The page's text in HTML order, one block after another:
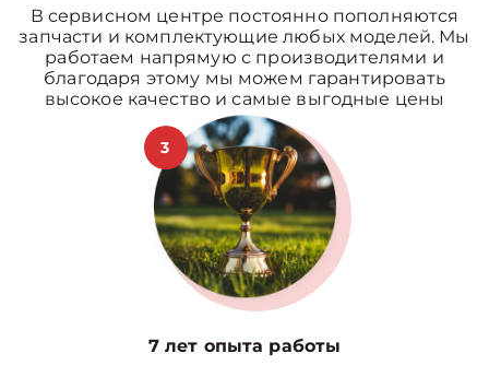
В сервисном центре постоянно пополняются
запчасти и комплектующие любых моделей. Мы
работаем напрямую с производителями и
благодаря этому мы можем гарантировать
высокое качество и самые выгодные цены
3
7 лет опыта работы